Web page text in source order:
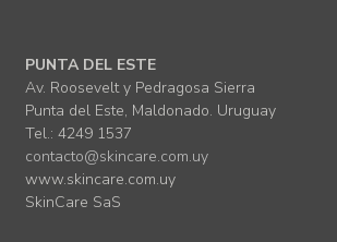
PUNTA DEL ESTE
Av. Roosevelt y Pedragosa Sierra
Punta del Este, Maldonado. Uruguay
Tel.: 4249 1537
contacto@skincare.com.uy
www.skincare.com.uy
SkinCare SaS